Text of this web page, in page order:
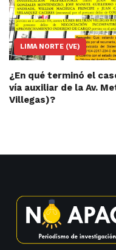
LIMA NORTE (VE)
¿En qué terminó el
vía auxiliar de la Av.
Villegas)?